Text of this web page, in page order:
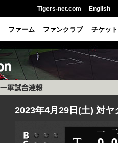
Tigers-net.com English
ファーム ファンクラブ チケット
2023年4月29日(土) 対ヤ